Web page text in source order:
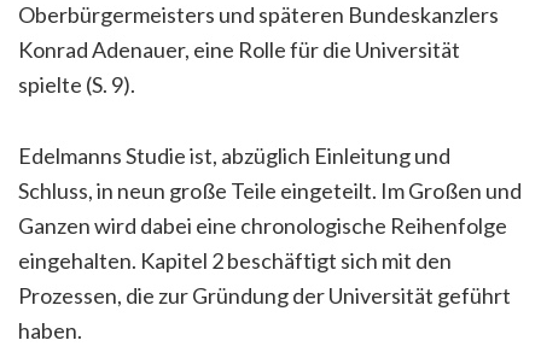
Oberbürgermeisters und späteren Bundeskanzlers
Konrad Adenauer, eine Rolle für die Universität
spielte (S. 9).
Edelmanns Studie ist, abzüglich Einleitung und
Schluss, in neun große Teile eingeteilt. Im Großen und
Ganzen wird dabei eine chronologische Reihenfolge
eingehalten. Kapitel 2 beschäftigt sich mit den
Prozessen, die zur Gründung der Universität geführt
haben.